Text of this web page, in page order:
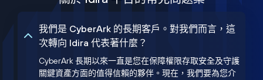
我們是 CyberArk 的長期客戶。對我們而言，這
次轉向 Idira 代表著什麼？
CyberArk 長期以來一直是您在保障權限存取安全及守護
關鍵資產方面的值得信賴的夥伴。現在，我們要為您介